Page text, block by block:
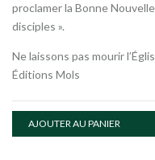
proclamer la Bonne
disciples ».
Ne laissons pas mourir
Éditions Mols
AJOUTER AU PANIER